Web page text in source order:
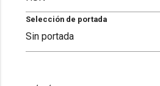
Selección de portada